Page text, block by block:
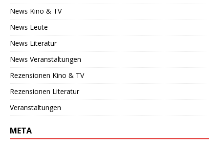
News Kino & TV
News Leute
News Literatur
News Veranstaltungen
Rezensionen Kino & TV
Rezensionen Literatur
Veranstaltungen
META